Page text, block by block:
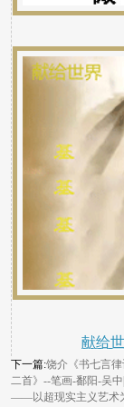
献给
下一篇:饶介《书七言
二首》--笔画-鄱阳-吴中
——以超现实主义艺术